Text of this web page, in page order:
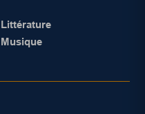
Littérature
Musique